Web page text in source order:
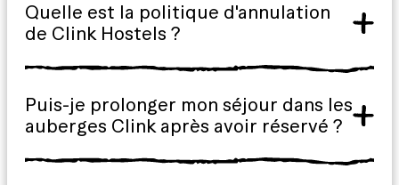
Quelle est la politique d'annulation
de Clink Hostels ?
Puis-je prolonger mon séjour dans les
auberges Clink après avoir réservé ?